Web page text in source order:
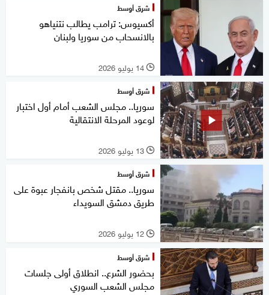
شرق أوسط
أكسيوس: ترامب يطالب نتنياهو
بالانسحاب من سوريا ولبنان
l 14 يوليو 2026
شرق أوسط
سوريا.. مجلس الشعب أمام أول اختبار
لوعود المرحلة الانتقالية
l 13 يوليو 2026
شرق أوسط
سوريا.. مقتل شخص بانفجار عبوة على
طريق دمشق السويداء
l 12 يوليو 2026
شرق أوسط
بحضور الشرع.. انطلاق أولى جلسات
مجلس الشعب السوري